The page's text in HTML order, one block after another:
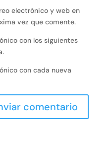
electrónico y web en
vez que comente.
con los siguientes
con cada nueva